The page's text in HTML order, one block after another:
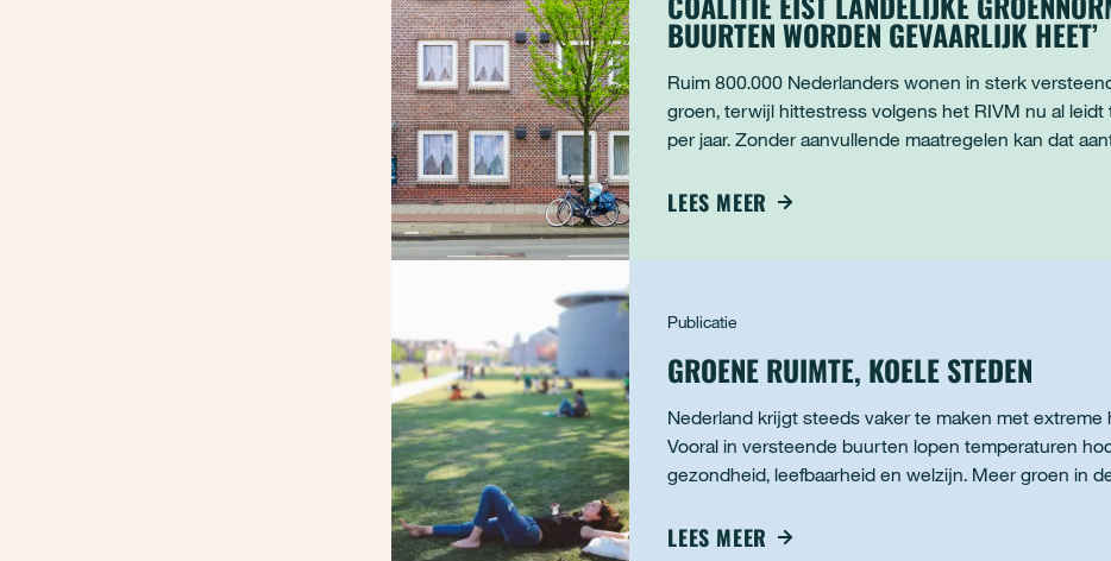
BUURTEN WORDEN GEVAARLIJK HEET’
Ruim 800.000 Nederlanders wonen in sterk
groen, terwijl hittestress volgens het RIVM nu al
per jaar. Zonder aanvullende maatregelen kan dat
LEES MEER
Publicatie
GROENE RUIMTE, KOELE STEDEN
Nederland krijgt steeds vaker te maken met
Vooral in versteende buurten lopen temperaturen
gezondheid, leefbaarheid en welzijn. Meer groen in
LEES MEER